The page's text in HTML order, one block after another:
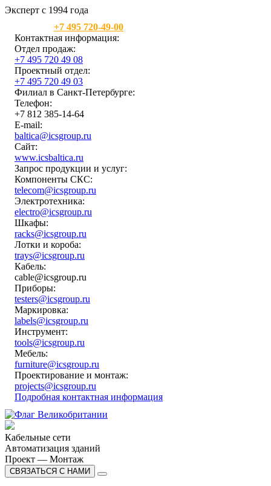
Эксперт с 1994 года
+7 495 720-49-00
Контактная информация:
Отдел продаж:
+7 495 720 49 08
Проектный отдел:
+7 495 720 49 03
Филиал в Санкт-Петербурге:
Телефон:
+7 812 385-14-64
E-mail:
baltica@icsgroup.ru
Сайт:
www.icsbaltica.ru
Запрос продукции и услуг:
Компоненты СКС:
telecom@icsgroup.ru
Электротехника:
electro@icsgroup.ru
Шкафы:
racks@icsgroup.ru
Лотки и короба:
trays@icsgroup.ru
Кабель:
cable@icsgroup.ru
Приборы:
testers@icsgroup.ru
Маркировка:
labels@icsgroup.ru
Инструмент:
tools@icsgroup.ru
Мебель:
furniture@icsgroup.ru
Проектирование и монтаж:
projects@icsgroup.ru
Подробная контактная информация
Кабельные сети
Автоматизация зданий
Проект — Монтаж
СВЯЗАТЬСЯ С НАМИ